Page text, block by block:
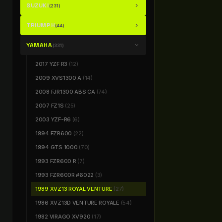
SUZUKI(231) chevron_right
TRIUMPH(44) chevron_right
YAMAHA(331) chevron_right
2017 YZF R3 (12)
2009 XVS1300 A (14)
2008 FJR1300 ABS CA (74)
2007 FZ1S (25)
2003 YZF-R6 (6)
1994 FZR600 (22)
1994 GTS 1000 (70)
1993 FZR600 R (7)
1993 FZR600R #6022 (3)
1989 XVZ13 ROYAL VENTURE (27)
1986 XVZ13D VENTURE ROYALE (54)
1982 VIRAGO XV920 (17)